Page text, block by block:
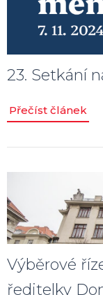
23. Setkání
Přečíst článek
Výběrové
ředitelky